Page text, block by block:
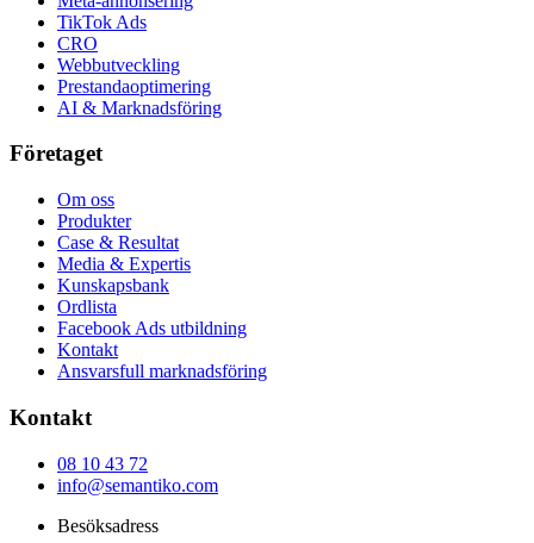
TikTok Ads
CRO
Webbutveckling
Prestandaoptimering
AI & Marknadsföring
Företaget
Om oss
Produkter
Case & Resultat
Media & Expertis
Kunskapsbank
Ordlista
Facebook Ads utbildning
Kontakt
Ansvarsfull marknadsföring
Kontakt
08 10 43 72
info@semantiko.com
Besöksadress